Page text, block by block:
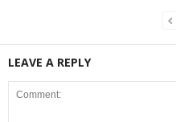
LEAVE A REPLY